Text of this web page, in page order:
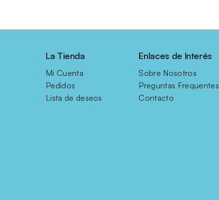
La Tienda
Mi Cuenta
Pedidos
Lista de deseos
Enlaces de Interés
Sobre Nosotros
Preguntas Frequentes
Contacto